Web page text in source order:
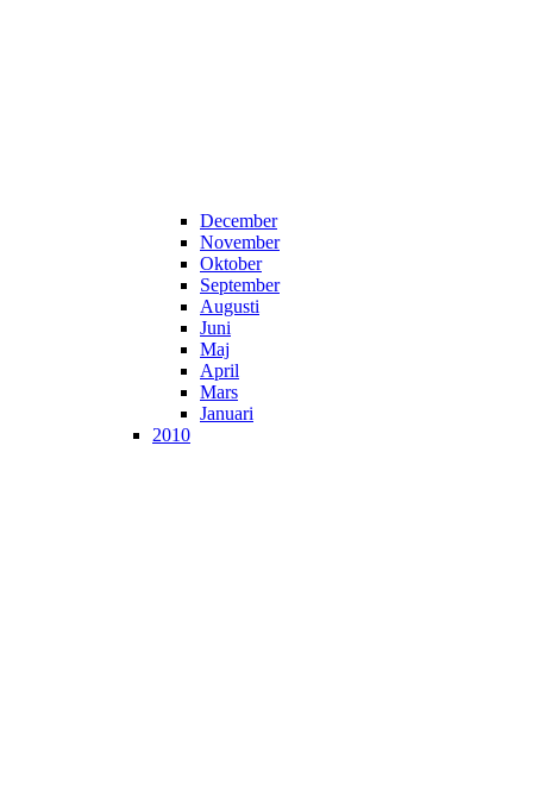
December
November
Oktober
September
Augusti
Juni
Maj
April
Mars
Januari
2010